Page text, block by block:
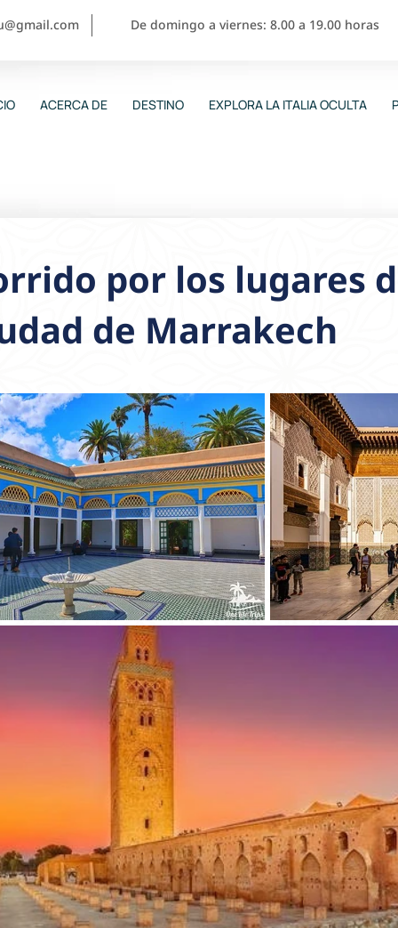
De domingo a viernes: 8.00 a 19.00 horas
ACERCA DE DESTINO EXPLORA LA ITALIA OCULTA
por los lugares
de Marrakech